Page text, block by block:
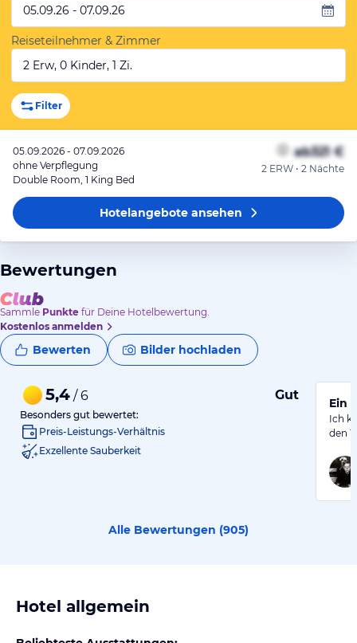
05.09.26 - 07.09.26
Reiseteilnehmer & Zimmer
2 Erw, 0 Kinder, 1 Zi.
Filter
05.09.2026 - 07.09.2026
ohne Verpflegung
Double Room, 1 King Bed
ab321 €
2 ERW • 2 Nächte
Hotelangeboteansehen
Bewertungen
Sammle Punkte für Deine Hotelbewertung.
Kostenlos anmelden
Bewerten Bilder hochladen
5,4 / 6 Gut
Besonders gut bewertet:
Preis-Leistungs-Verhältnis
Exzellente Sauberkeit
Ein
Ich
den
Alle Bewertungen (905)
Hotel allgemein